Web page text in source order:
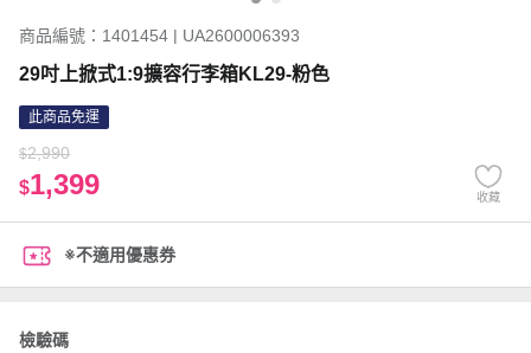
商品編號：1401454 | UA2600006393
29吋上掀式1:9擴容行李箱KL29-粉色
此商品免運
$2,990
$1,399 收藏
※不適用優惠券
檢驗碼